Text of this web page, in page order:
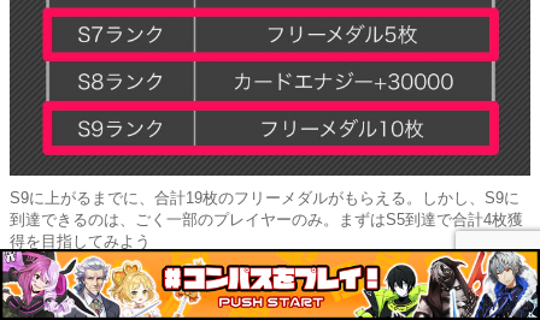
S9に上がるまでに、合計19枚のフリーメダルがもらえる。しかし、S9に
到達できるのは、ごく一部のプレイヤーのみ。まずはS5到達で合計4枚獲
得を目指してみよう
4凸カードのガチャ被り：カード1枚につきメダル1枚